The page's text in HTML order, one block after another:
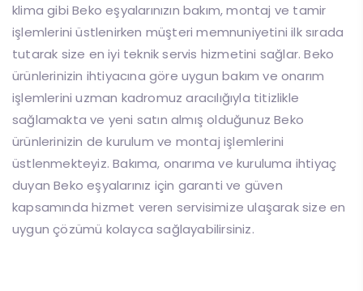
klima gibi Beko eşyalarınızın bakım, montaj ve tamir
işlemlerini üstlenirken müşteri memnuniyetini ilk sırada
tutarak size en iyi teknik servis hizmetini sağlar. Beko
ürünlerinizin ihtiyacına göre uygun bakım ve onarım
işlemlerini uzman kadromuz aracılığıyla titizlikle
sağlamakta ve yeni satın almış olduğunuz Beko
ürünlerinizin de kurulum ve montaj işlemlerini
üstlenmekteyiz. Bakıma, onarıma ve kuruluma ihtiyaç
duyan Beko eşyalarınız için garanti ve güven
kapsamında hizmet veren servisimize ulaşarak size en
uygun çözümü kolayca sağlayabilirsiniz.